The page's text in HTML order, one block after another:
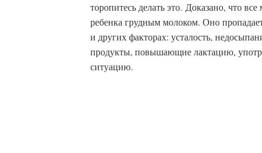
торопитесь делать это. Доказано, что
ребенка грудным молоком. Оно
и других факторах: усталость,
продукты, повышающие лактацию,
ситуацию.